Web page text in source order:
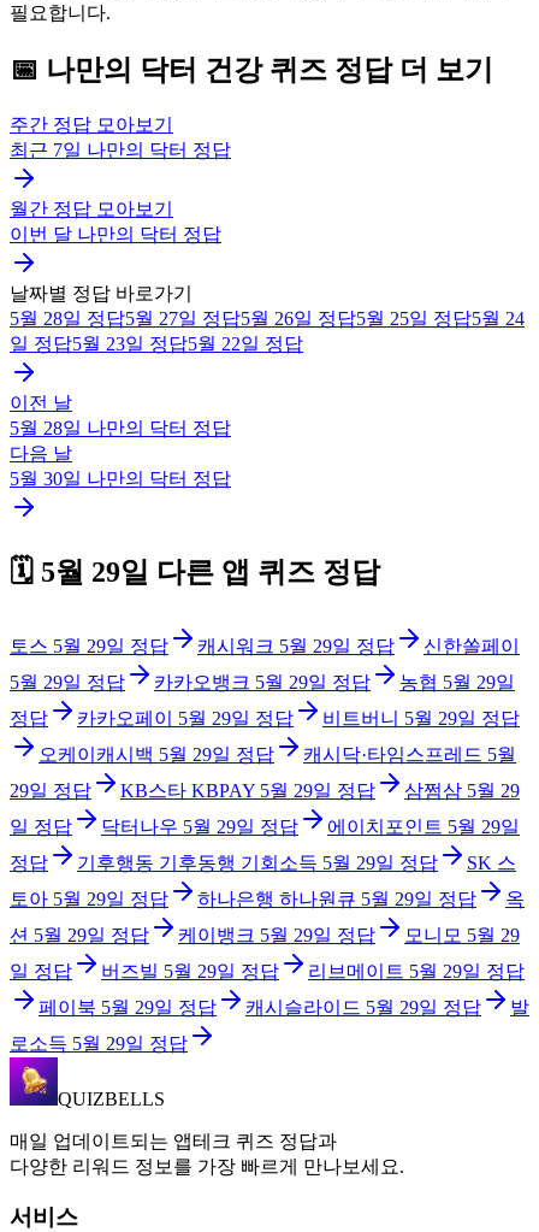
필요합니다.
📅 나만의 닥터 건강 퀴즈 정답 더 보기
주간 정답 모아보기
최근 7일 나만의 닥터 정답
월간 정답 모아보기
이번 달 나만의 닥터 정답
날짜별 정답 바로가기
5월 28일 정답5월 27일 정답5월 26일 정답5월 25일 정답5월 24
일 정답5월 23일 정답5월 22일 정답
이전 날
5월 28일 나만의 닥터 정답
다음 날
5월 30일 나만의 닥터 정답
🗓️ 5월 29일 다른 앱 퀴즈 정답
토스 5월 29일 정답 캐시워크 5월 29일 정답
신한쏠페이
5월 29일 정답 카카오뱅크 5월 29일 정답 농협 5월 29일
정답
카카오페이 5월 29일 정답 비트버니 5월 29일 정답
오케이캐시백 5월 29일 정답 캐시닥·타임스프레드 5월
29일 정답 KB스타 KBPAY 5월 29일 정답 삼쩜삼 5월 29
일 정답 닥터나우 5월 29일 정답 에이치포인트 5월 29일
정답
기후행동 기후동행 기회소득 5월 29일 정답
SK 스
토아 5월 29일 정답 하나은행 하나원큐 5월 29일 정답
옥
션 5월 29일 정답 케이뱅크 5월 29일 정답 모니모 5월 29
일 정답 버즈빌 5월 29일 정답 리브메이트 5월 29일 정답
페이북 5월 29일 정답 캐시슬라이드 5월 29일 정답
발
로소득 5월 29일 정답
QUIZBELLS
매일 업데이트되는 앱테크 퀴즈 정답과
다양한 리워드 정보를 가장 빠르게 만나보세요.
서비스